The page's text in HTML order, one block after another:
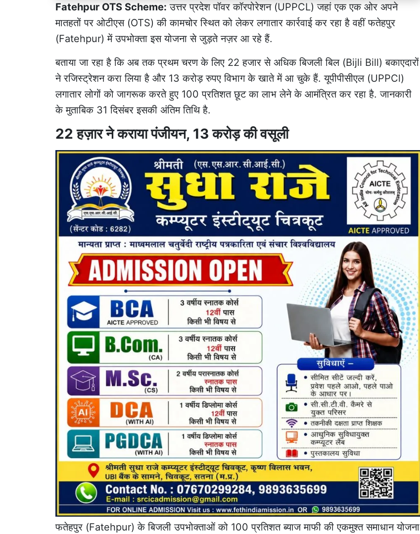
Fatehpur OTS Scheme: उत्तर प्रदेश पॉवर कॉरपोरेशन (UPPCL) जहां एक एक ओर अपने
मातहतों पर ओटीएस(OTS) की कामचोर स्थित को लेकर लगातार कार्रवाई कर रहा है वहींफतेहपुर
(Fatehpur) में उपभोक्ता इस योजना से जुड़ते नज़र आ रहे हैं.
बताया जा रहा है कि अब तक प्रथम चरण के लिए 22 हजार से अधिक बिजली बिल (Bijli Bill) बकाएदारों
ने रजिस्ट्रेशन करा लिया है और 13 करोड़ रुपए विभाग के खाते में आ चुके हैं. यूपीपीसीएल (UPPCl)
लगातार लोगों को जागरूक करते हुए 100 प्रतिशत छूट का लाभ लेने के आमंत्रित कर रहा है. जानकारी
के मुताबिक 31 दिसंबर इसकी अंतिम तिथि है.
22 हज़ार ने कराया पंजीयन, 13 करोड़ की वसूली
फतेहपुर (Fatehpur) के बिजली उपभोक्ताओं को 100 प्रतिशत ब्याज माफी की एकमुश्त समाधान योजना